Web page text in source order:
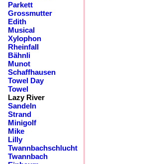
Parkett
Grossmutter
Edith
Musical
Xylophon
Rheinfall
Bähnli
Munot
Schaffhausen
Towel Day
Towel
Lazy River
Sandeln
Strand
Minigolf
Mike
Lilly
Twannbachschlucht
Twannbach